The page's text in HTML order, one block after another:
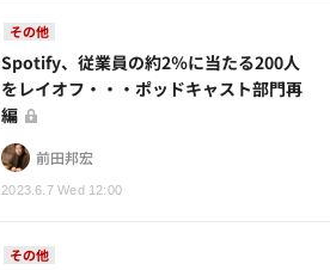
その他
2023.6.7 Wed 12:00
Spotify、従業員の約2％に当たる200人
をレイオフ・・・ポッドキャスト部門再
編
前田邦宏
その他